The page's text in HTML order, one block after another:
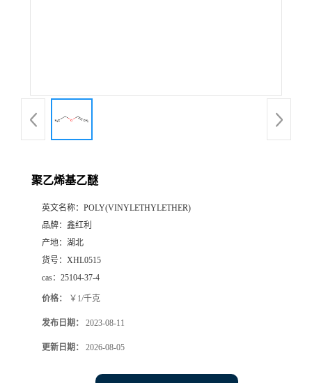
聚乙烯基乙醚
英文名称： POLY(VINYLETHYLETHER)
品牌： 鑫红利
产地： 湖北
货号： XHL0515
cas： 25104-37-4
价格： ￥1/千克
发布日期： 2023-08-11
更新日期： 2026-08-05